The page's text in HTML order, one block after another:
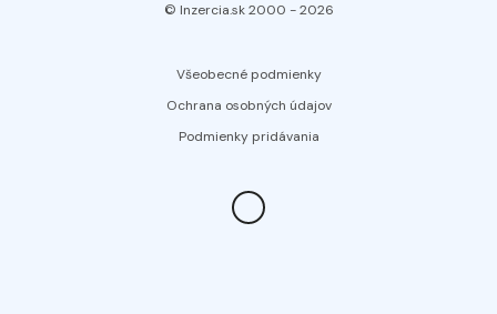
© Inzercia.sk 2000 -2026
Všeobecné podmienky
Ochrana osobných údajov
Podmienky pridávania